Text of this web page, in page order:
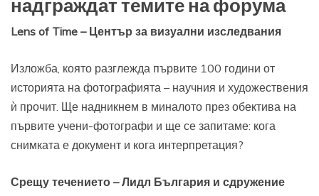
надграждат темите на форума
Lens of Time – Център за визуални изследвания
Изложба, която разглежда първите 100 години от
историята на фотографията – научния и художествения
ѝ прочит. Ще надникнем в миналото през обектива на
първите учени-фотографи и ще се запитаме: кога
снимката е документ и кога интерпретация?
Срещу течението – Лидл България и сдружение